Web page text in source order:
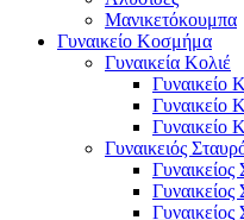
Μανικετόκουμπα
Γυναικείο Κοσμήμα
Γυναικεία Κολιέ
Γυναικείο
Γυναικείο
Γυναικείο
Γυναικειός